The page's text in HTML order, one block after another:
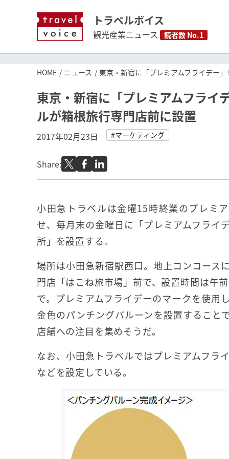
トラベルボイス
観光産業ニュース 読者数 No.1
HOME ニュース 東京・新宿に「プレミアムフライデー
東京・新宿に「プレミアムフライ
ルが箱根旅行専門店前に設置
2017年02月23日 #マーケティング
Share:
小田急トラベルは金曜15時終業のプレミ
せ、毎月末の金曜日に「プレミアムフライ
所」を設置する。
場所は小田急新宿駅西口。地上コンコース
門店「はこね旅市場」前で、設置時間は午
で。プレミアムフライデーのマークを使用
金色のパンチングバルーンを設置すること
店舗への注目を集めそうだ。
なお、小田急トラベルではプレミアムフラ
などを設定している。